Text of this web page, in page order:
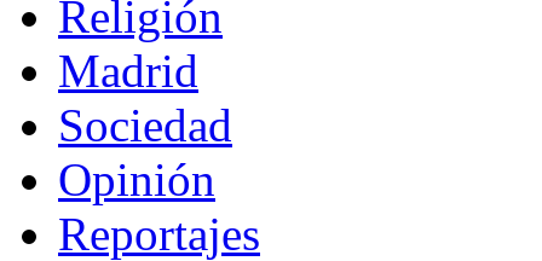
Religión
Madrid
Sociedad
Opinión
Reportajes